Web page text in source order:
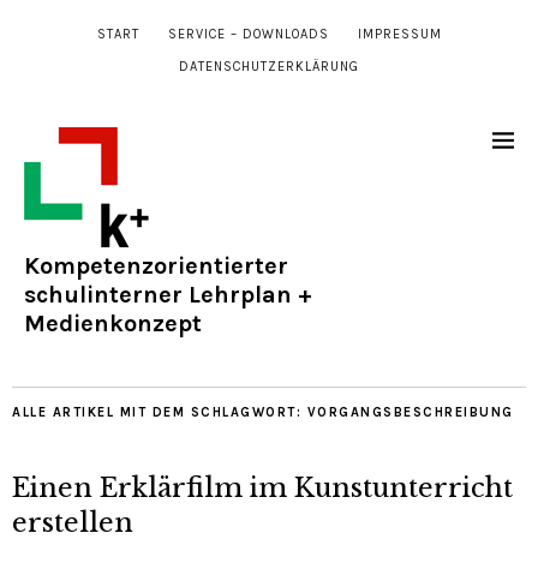
START SERVICE – DOWNLOADS IMPRESSUM
DATENSCHUTZERKLÄRUNG
Kompetenzorientierter
schulinterner Lehrplan +
Medienkonzept
ALLE ARTIKEL MIT DEM SCHLAGWORT: VORGANGSBESCHREIBUNG
Einen Erklärfilm im Kunstunterricht
erstellen